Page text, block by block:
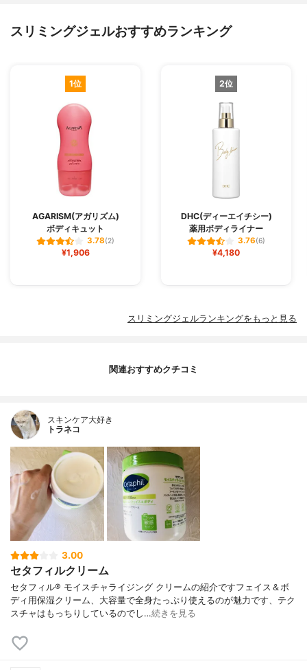
スリミングジェルおすすめランキング
1位
AGARISM(アガリズム)
ボディキュット
3.78(2)
¥1,906
2位
DHC(ディーエイチシー)
薬用ボディライナー
3.76(6)
¥4,180
スリミングジェルランキングをもっと見る
関連おすすめクチコミ
スキンケア大好き
トラネコ
3.00
セタフィルクリーム
セタフィル® モイスチャライジング クリームの紹介ですフェイス＆ボ
ディ用保湿クリーム、大容量で全身たっぷり使えるのが魅力です、テク
スチャはもっちりしているのでし…続きを見る